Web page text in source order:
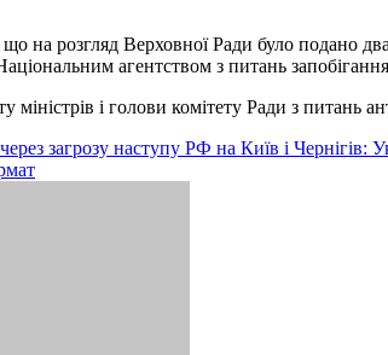
розгляд Верховної Ради було подано
агентством з питань
і голови комітету Ради з питань
загрозу наступу РФ на Київ і Чернігів: